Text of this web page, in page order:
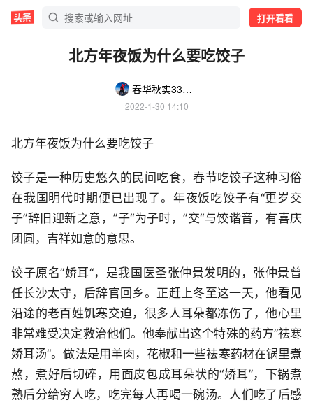
打开看看
北方年夜饭为什么要吃饺子
春华秋实336699
2022-1-30 14:10
北方年夜饭为什么要吃饺子
饺子是一种历史悠久的民间吃食，春节吃饺子这种习俗
在我国明代时期便已出现了。年夜饭吃饺子有“更岁交
子”辞旧迎新之意，”子“为子时，”交“与饺谐音，有喜庆
团圆，吉祥如意的意思。
饺子原名”娇耳“，是我国医圣张仲景发明的，张仲景曾
任长沙太守，后辞官回乡。正赶上冬至这一天，他看见
沿途的老百姓饥寒交迫，很多人耳朵都冻伤了，他心里
非常难受决定救治他们。他奉献出这个特殊的药方”祛寒
娇耳汤“。做法是用羊肉，花椒和一些袪寒药材在锅里煮
熬，煮好后切碎，用面皮包成耳朵状的“娇耳”，下锅煮
熟后分给穷人吃，吃完每人再喝一碗汤。人们吃了后感